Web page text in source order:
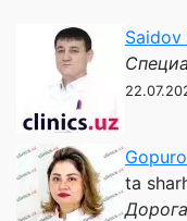
Saidov
ta